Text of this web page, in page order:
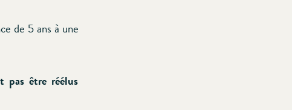
de 5 ans à une
pas être réélus